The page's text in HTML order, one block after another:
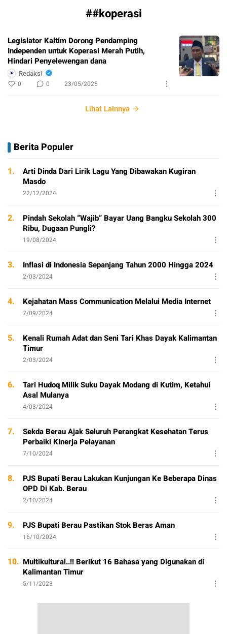
##koperasi
Legislator Kaltim Dorong Pendamping
Independen untuk Koperasi Merah Putih,
Hindari Penyelewengan dana
Redaksi
0 0 23/05/2025
Lihat Lainnya
Berita Populer
1.
Arti Dinda Dari Lirik Lagu Yang Dibawakan Kugiran
Masdo
22/12/2024
2.
Pindah Sekolah “Wajib” Bayar Uang Bangku Sekolah 300
Ribu, Dugaan Pungli?
19/08/2024
3. Inflasi di Indonesia Sepanjang Tahun 2000 Hingga 2024
2/03/2024
4. Kejahatan Mass Communication Melalui Media Internet
7/09/2024
5.
Kenali Rumah Adat dan Seni Tari Khas Dayak Kalimantan
Timur
2/03/2024
6.
Tari Hudoq Milik Suku Dayak Modang di Kutim, Ketahui
Asal Mulanya
4/03/2024
7.
Sekda Berau Ajak Seluruh Perangkat Kesehatan Terus
Perbaiki Kinerja Pelayanan
7/10/2024
8.
PJS Bupati Berau Lakukan Kunjungan Ke Beberapa Dinas
OPD Di Kab. Berau
2/10/2024
9. PJS Bupati Berau Pastikan Stok Beras Aman
16/10/2024
10. Multikultural..!! Berikut 16 Bahasa yang Digunakan di
Kalimantan Timur
5/11/2023